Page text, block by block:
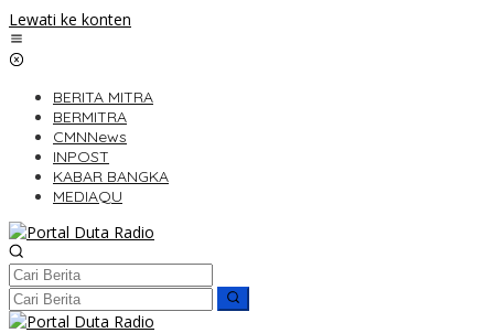
Lewati ke konten
BERITA MITRA
BERMITRA
CMNNews
INPOST
KABAR BANGKA
MEDIAQU